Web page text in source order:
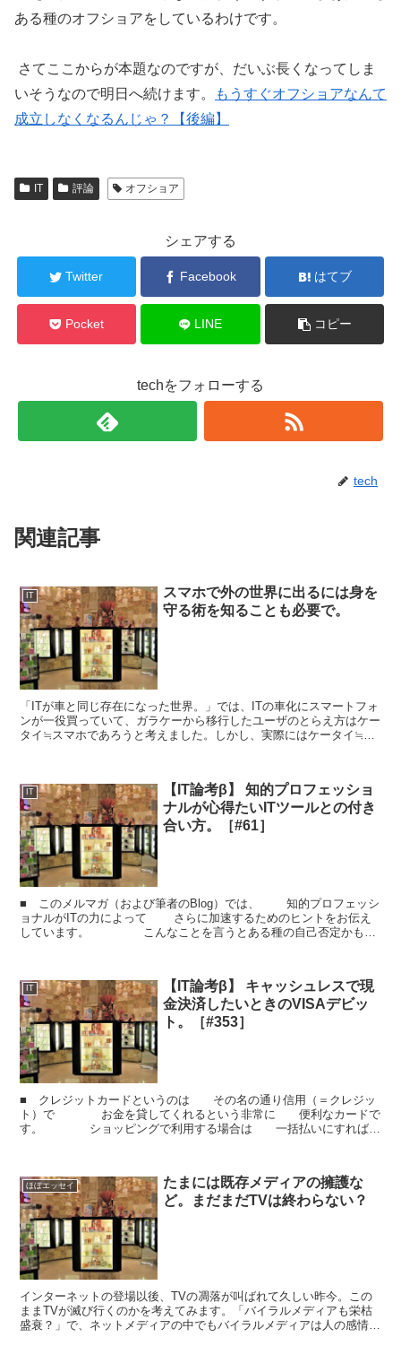
ある種のオフショアをしているわけです。
さてここからが本題なのですが、だいぶ長くなってしま
いそうなので明日へ続けます。
もうすぐオフショアなんて
成立しなくなるんじゃ？【後編】
IT 評論 オフショア
シェアする
Twitter Facebook はてブ
Pocket LINE コピー
techをフォローする
tech
関連記事
IT
スマホで外の世界に出るには身を
守る術を知ることも必要で。
「ITが車と同じ存在になった世界。」では、ITの車化にスマートフォ
ンが一役買っていて、ガラケーから移行したユーザのとらえ方はケー
タイ≒スマホであろうと考えました。しかし、実際にはケータイ≒ス
IT
【IT論考β】 知的プロフェッショ
ナルが心得たいITツールとの付き
合い方。［#61］
■ このメルマガ（および筆者のBlog）では、 知的プロフェッシ
ョナルがITの力によって さらに加速するためのヒントをお伝え
しています。 こんなことを言うとある種の自己否定かもし
IT
【IT論考β】 キャッシュレスで現
金決済したいときのVISAデビッ
ト。［#353］
■ クレジットカードというのは その名の通り信用（＝クレジッ
ト）で お金を貸してくれるという非常に 便利なカードで
す。 ショッピングで利用する場合は 一括払いにすれば手
ほぼエッセイ
たまには既存メディアの擁護な
ど。まだまだTVは終わらない？
インターネットの登場以後、TVの凋落が叫ばれて久しい昨今。この
ままTVが滅び行くのかを考えてみます。「バイラルメディアも栄枯
盛衰？」で、ネットメディアの中でもバイラルメディアは人の感情に